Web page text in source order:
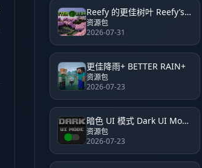
Reefy 的更佳树叶 Reefy’s Better Leaves
资源包
2026-07-31
更佳降雨+ BETTER RAIN+
资源包
2026-07-23
暗色 UI 模式 Dark UI Mode
资源包
2026-07-23